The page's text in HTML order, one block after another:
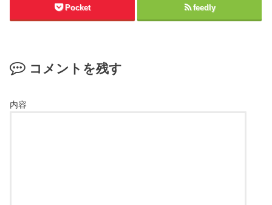
Pocket feedly
コメントを残す